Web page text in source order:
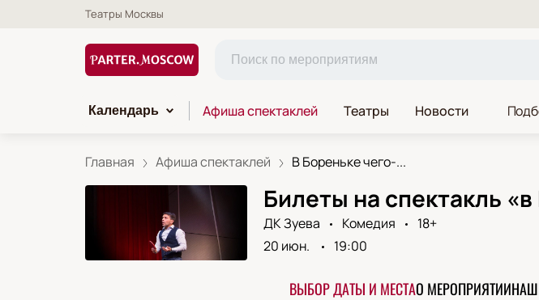
Театры Москвы
Календарь Афиша спектаклей Театры Новости
Главная Афиша спектаклей В Бореньке чего-...
Билеты на спектакль
ДК Зуева Комедия
18+
20 июн.
19:00
ВЫБОР ДАТЫ И МЕСТАО МЕРОПРИЯТИИ